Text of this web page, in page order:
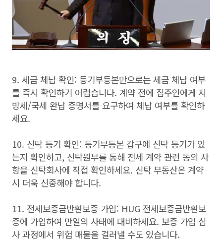
9. 세금 체납 확인: 등기부등본만으로는 세금 체납 여부
를 즉시 확인하기 어렵습니다. 계약 전에 집주인에게 지
방세/국세 완납 증명서를 요구하여 체납 여부를 확인하
세요.
10. 신탁 등기 확인: 등기부등본 갑구에 신탁 등기가 있
는지 확인하고, 신탁원부를 통해 전세 계약 관련 동의 사
항을 신탁회사에 직접 확인하세요. 신탁 부동산은 계약
시 더욱 신중해야 합니다.
11. 전세보증금반환보증 가입: HUG 전세보증금반환보
증에 가입하여 만일의 사태에 대비하세요. 보증 가입 심
사 과정에서 위험 매물을 걸러낼 수도 있습니다.